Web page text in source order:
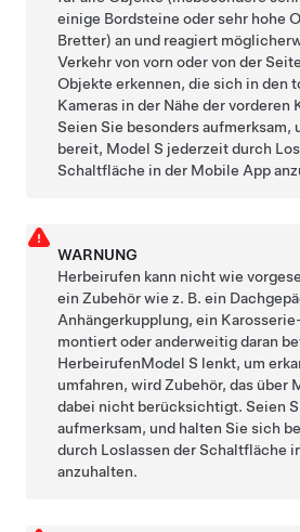
einige Bordsteine oder sehr hohe
Bretter) an und reagiert
Verkehr von vorn oder von der
Objekte erkennen, die sich in den
Kameras in der Nähe der
Seien Sie besonders aufmerksam,
bereit, Model S jederzeit durch
Schaltfläche in der Mobile App
WARNUNG
Herbeirufen kann nicht wie
ein Zubehör wie z. B. ein
Anhängerkupplung, ein
montiert oder anderweitig daran
HerbeirufenModel S lenkt, um
umfahren, wird Zubehör, das über
dabei nicht berücksichtigt. Seien
aufmerksam, und halten Sie sich
durch Loslassen der Schaltfläche
anzuhalten.